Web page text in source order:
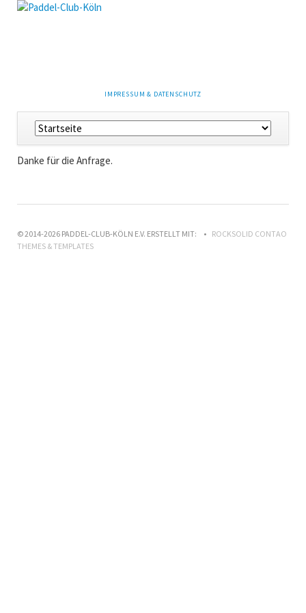
NAVIGATION
IMPRESSUM & DATENSCHUTZ
Navigation
überspringen
Danke für die Anfrage.
© 2014-2026 PADDEL-CLUB-KÖLN E.V. ERSTELLT MIT:
ROCKSOLID CONTAO
THEMES & TEMPLATES